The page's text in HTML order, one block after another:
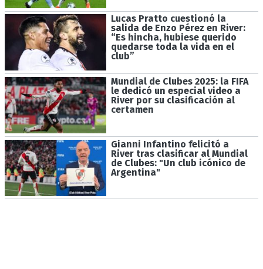
Lucas Pratto cuestionó la
salida de Enzo Pérez en River:
“Es hincha, hubiese querido
quedarse toda la vida en el
club”
Mundial de Clubes 2025: la FIFA
le dedicó un especial video a
River por su clasificación al
certamen
Gianni Infantino felicitó a
River tras clasificar al Mundial
de Clubes: "Un club icónico de
Argentina"